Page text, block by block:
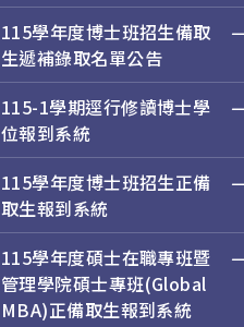
115學年度博士班招生備取
生遞補錄取名單公告
115-1學期逕行修讀博士學
位報到系統
115學年度博士班招生正備
取生報到系統
115學年度碩士在職專班暨
管理學院碩士專班(Global
MBA)正備取生報到系統